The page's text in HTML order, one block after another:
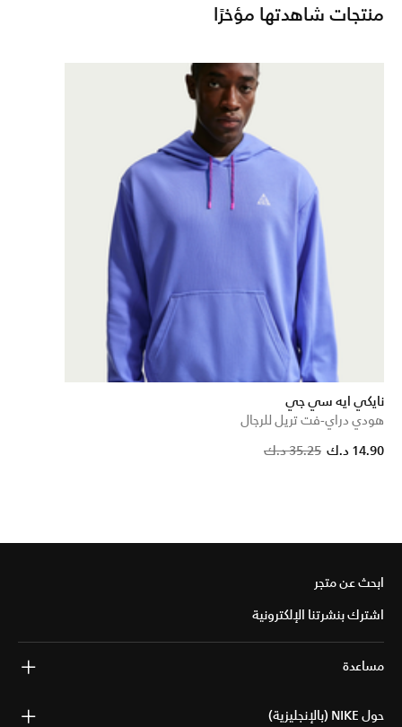
منتجات شاهدتها مؤخرًا
نايكي ايه سي جي
هودي دراي-فت تريل للرجال
35.25 د.ك 14.90 د.ك
ابحث عن متجر
اشترك بنشرتنا الإلكترونية
مساعدة
حول NIKE (بالإنجليزية)